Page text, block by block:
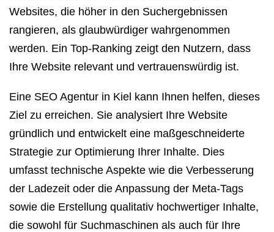
Websites, die höher in den Suchergebnissen
rangieren, als glaubwürdiger wahrgenommen
werden. Ein Top-Ranking zeigt den Nutzern, dass
Ihre Website relevant und vertrauenswürdig ist.
Eine SEO Agentur in Kiel kann Ihnen helfen, dieses
Ziel zu erreichen. Sie analysiert Ihre Website
gründlich und entwickelt eine maßgeschneiderte
Strategie zur Optimierung Ihrer Inhalte. Dies
umfasst technische Aspekte wie die Verbesserung
der Ladezeit oder die Anpassung der Meta-Tags
sowie die Erstellung qualitativ hochwertiger Inhalte,
die sowohl für Suchmaschinen als auch für Ihre